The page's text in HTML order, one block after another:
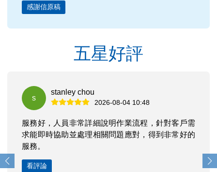
感謝信原稿
五星好評
s
stanley chou
2026-08-04 10:48
服務好，人員非常詳細說明作業流程，針對客戶需
求能即時協助並處理相關問題應對，得到非常好的
服務。
看評論